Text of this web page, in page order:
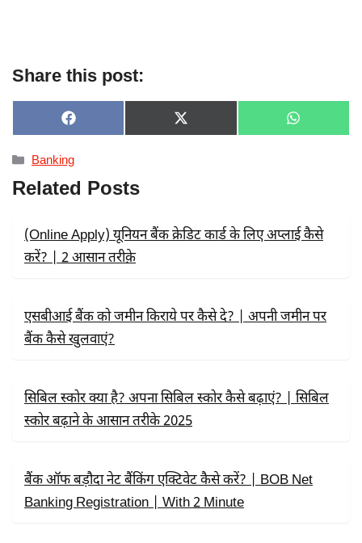
Share this post:
SHARE
ON
F
A
B
O
SHARE
ON
X
(
R
SHARE
ON
W
H
Categories
Banking
Related Posts
(Online Apply) यूनियन बैंक क्रेडिट कार्ड के लिए अप्लाई कैसे
करें? | 2 आसान तरीक़े
एसबीआई बैंक को जमीन किराये पर कैसे दे? | अपनी जमीन पर
बैंक कैसे खुलवाएं?
सिबिल स्कोर क्या है? अपना सिबिल स्कोर कैसे बढ़ाएं? | सिबिल
स्कोर बढ़ाने के आसान तरीके 2025
बैंक ऑफ बड़ौदा नेट बैंकिंग एक्टिवेट कैसे करें? | BOB Net
Banking Registration | With 2 Minute